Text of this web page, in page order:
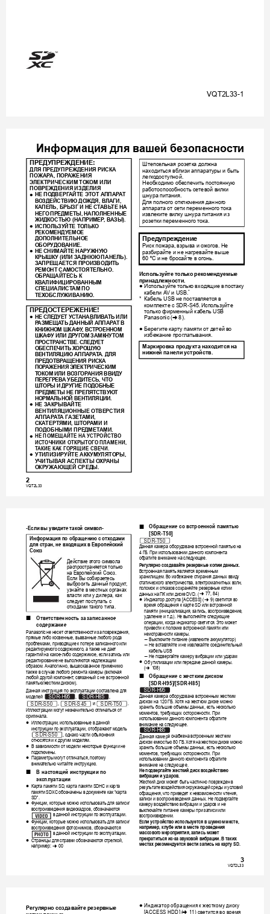
VQT2L33-1
Информация для вашей безопасности
ПРЕДУПРЕЖДЕНИЕ: Штепсельная розетка должна
ДЛЯ ПРЕДУПРЕЖДЕНИЯ РИСКА находиться вблизи аппаратуры и быть
ПОЖАРА, ПОРАЖЕ НИЯ легкодоступной.
Э ЛЕКТРИЧЕСКИМ ТОКОМ ИЛИ Необходимо обеспечить постоянную
ПОВРЕЖДЕНИЯ ИЗДЕЛИЯ работоспособность сетевой вилки
≥ НЕ ПОДВЕРГАЙТЕ ЭТОТ АППАРАТ шнура питания.
ВОЗД Е ЙСТВ ИЮ ДОЖДЯ ВЛА Г И Для полного отключения данного
КАПЕЛЬ, БРЫЗГ И НЕ СТАВ ЬТЕ НА аппарата от сети переменного тока
НЕГО ПРЕДМЕТЫ НАПОЛНЕННЫЕ извлеките вилку шнура питания из
ЖИДКОСТЬЮ (НАПРИМЕР, ВАЗЫ). розетки переменного тока
≥ ИСПОЛЬЗУЙТЕ ТОЛЬКО
РЕКОМЕНДУЕМОЕ
ДОПОЛ Н ИТЕЛЬНОЕ Предупреждение
ОБОРУДОВАНИЕ Риск пожара, взрыва и ожогов. Не
≥ НЕ СНИМ АЙТЕ НАРУЖНУЮ разбирайте и не нагревайте выше
КРЫШКУ (ИЛИ ЗАДН ЮЮ ПАНЕЛЬ). 60 xC и не бросайте в огонь.
ЗАПРЕЩАЕТСЯ
ПРОИЗВОДИТЬ
РЕМОНТ САМОСТОЯ ТЕ ЛЬ Н О.
Используйте только рекомендуемые
ОБРАЩАЙТЕСЬ К
принадлежности.
КВАЛИФИЦ ИРОВАННЫМ
≥ Используйте только входящие впостаку
СПЕЦИАЛИСТАМ ПО *
кабели AV и USB.
ТЕХОБСЛУЖИВАНИЮ
* Кабель USB не поставляется в
комплекте с SDR-S45. Используйте
ПРЕДОСТЕРЕЖЕНИЕ! только фирменный кабель USB
≥ НЕ СЛЕДУЕТ УСТА НА ВЛ И ВАТЬ ИЛИ Panasonic (l 8).
РАЗМ Е ЩАТЬ ДАН НЫ Й АППАРАТ В
КНИЖНОМ ШКАФУ, ВСТРОЕ ННОМ ≥ Берегите карту памяти от детей во
ШКАФУ ИЛИ ДРУГОМ ЗАМКНУТОМ избежание проглатывания.
ПРОСТРАНСТВЕ. СЛЕДУЕТ
Маркировка продукта находится на
ОБЕС ПЕЧ ИТЬ ХО РОШУЮ
нижней панели устройств.
ВЕНТИЛЯЦИЮ АППАРАТА. ДЛЯ
ПРЕДОТВРАЩЕНИЯ
РИСКА
ПОРАЖЕН ИЯ ЭЛЕКТРИЧЕСКИМ
ТОКОМ ИЛИ ВОЗГОРАНИЯ ВВИДУ
ПЕРЕГРЕВА УБЕДИТЕСЬ , ЧТО
ШТОРЫ И ДРУГИ Е ПОДОБНЫЕ
ПРЕДМЕТЫ НЕ ПРЕПЯТСТВУЮТ
НОРМАЛЬНОЙ
ВЕНТИЛЯЦИИ
≥ НЕ ЗАКРЫВАЙТЕ
ВЕНТИЛЯЦИОННЫЕ ОТВЕРСТИЯ
АППАРАТА ГАЗ ЕТАМ И,
СКАТЕРТЯМИ, ШТО РАМИ И
ПОДОБНЫМИ
ПРЕД МЕТАМИ
≥ НЕ ПОМ ЕЩАЙТЕ НА УСТРОЙСТВО
ИСТОЧНИКИ ОТКРЫТОГО ПЛАМЕНИ
ТАКИ Е КАК ГОРЯЩИ Е СВЕЧИ
≥ УТИЛИЗИРУЙТЕ АККУМУЛЯТОРЫ ,
УЧИТЫВАЯ АС П ЕКТЫ ОХ РАНЫ
ОКРУЖА ЮЩ ЕЙ СРЕД Ы .
2
VQT2L 33
∫ Обращение совстроенной памятью
-Есливы увидите такой символ-
[SDR-T50]
Информация по обращению сотходами
для стран, не входящих в Европейский Данная камера оборудована встроенной памятью на
Союз 4 ГБ. При использовании данного компонента
обратите внимание наследующее
Действие этого символа
Регулярно создавайте резервные копии данных
распространяется только
Встроенная памятьявляется временным
на Европейский Союз.
хранилищем. Во избежание стирания данных ввиду
Если Вы собираетесь
статического электричества , электромагнитных волн,
выбросить данный продукт,
поломок и отказов сохраняйте резервные копии
узнайте в местных органах
данных на ПК или диске DVD. (l 77, 84)
власти или у дилера как
≥ Индикатор доступа [ACCESS] (l 9) светится во
следует поступать с
время обращения к карте SD или встроенной
отходами такого типа
памяти (инициализация, запись, воспроизведение,
удаление и т. д.). Не выполняйте следующие
Ответственность за записанное
операции, когда индикатор светится. Это может
содержание привести к поломке встроенной памяти или
Panasonic не несет ответственности за повреждения, неисправности камеры.
прямые либо косвенные , вызванные любого рода j Выключите питание (извлеките аккумулятор)
проблемами , приводящиек потере записанногоили j Не вставляйте ине извлекайте соединительный
редактируемогосодержимого, а также не дает кабель USB
гарантийна какое-либо содержимое, если запись или j Не подвергайте камеру вибрации или ударам
редактирование не выполняются надлежащим ≥ Об утилизации или передаче данной камеры.
образом. Аналогично, вышесказанное применимо (l 108)
также в случае любого ремонта камеры (включая
Обращение с жестким диском
любой другой компонент, связанный с не встроенной
памятью/жестким диском ). [SDR-H95]/[SDR-H85]
Данная инструкция по эксплуатации составлена для
моделей , , Данная камера оборудована встроенным жестким
диском на 120 ГБ. Хотя на жестком диске можно
,
и .
хранить большие объемы данных, есть несколько
Иллюстрации могут незначительно отличаться от
моментов, требующих осторожности При
оригинала. использовании данного компонента обратите
≥ Иллюстрации, использованные вданной внимание на следующее.
инструкции по эксплуатации , отображают модель
однако части объяснения Данная камера снабженавстроенным жестким
относятся и к другим моделям. диском емкостью 80 ГБ. Хотя нажесткомдиске можно
≥ В зависимости от модели некоторые функции не хранить большие объемы данных, есть несколько
подключены. моментов, требующих осторожности При
≥ Параметрымогут отличаться, поэтому использовании данного компонента обратите
внимательно читайте инструкцию внимание на следующее.
Не подвергайте жесткий диск воздействию
В настоящей инструкции по
вибрации и ударов
эксплуатации Жесткий диск может быть частично поврежден в
≥ Карта памяти SD, карта памяти SDHC и карта результатевоздействияокружающейсреды иусловий
памяти SDXC обозначены вдокументе как “карта обращения, что приведет к невозможности чтения
SD” записи и воспроизведения данных. Не подвергайте
≥ Функции, которые можно использовать для записи/ камеру воздействию вибрации и ударов и не
воспроизведения видеокадров, обозначаются выключайте питание камеры при записи или
в данной инструкции по эксплуатации. воспроизведении.
≥ Функции , которые можно использовать для записи/ Если устройство используется в шумномместе,
воспроизведения фотоснимков, обозначаются например клубе или в месте проведения
в данной инструкции по эксплуатации. массового мероприятия, запись может
прекратиться из-за звуковой вибрации В таких
≥ Страницы для справки обозначаются стрелкой,
местах рекомендуется вести запись на карту SD.
например: l 00
3
VQT2L33
SDR-H95 SDR-H85
SDR-S50 SDR-S45 SDR-T50
SDR-S50
SDR-T50
SDR-H95
SDR-H85
≥ Индикатор обращения к жесткому диску
Регулярно создавайте резервные
[ACCESS HDD ] (l 11 ) светится во время